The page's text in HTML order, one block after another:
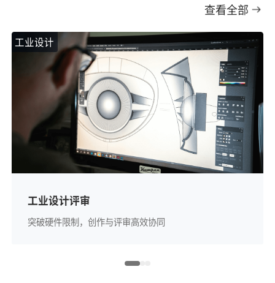
查看全部
工业设计评审
突破硬件限制，创作与评审高效协同
工业设计